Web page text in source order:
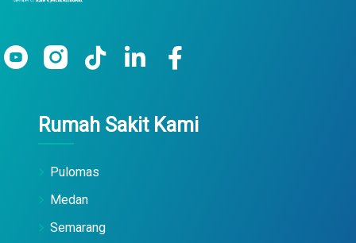
Rumah Sakit Kami
Pulomas
Medan
Semarang